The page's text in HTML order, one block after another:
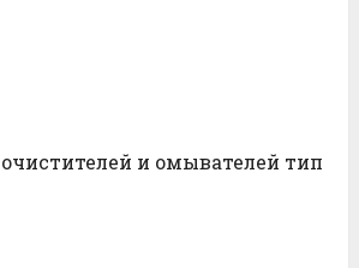
и омывателей тип